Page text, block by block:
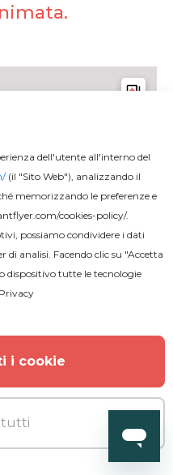
dell'utente all'interno del
(il "Sito Web"), analizzando il
memorizzando le preferenze e
cookies-policy/.
possiamo condividere i dati
analisi. Facendo clic su "Accetta
dispositivo tutte le tecnologie
i cookie
tutti